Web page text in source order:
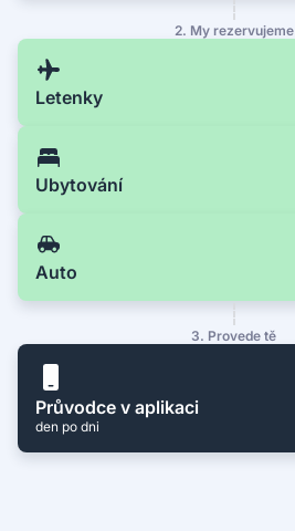
2. My rezervujeme
Letenky
Ubytování
Auto
3. Provede tě
Průvodce v aplikaci
den po dni